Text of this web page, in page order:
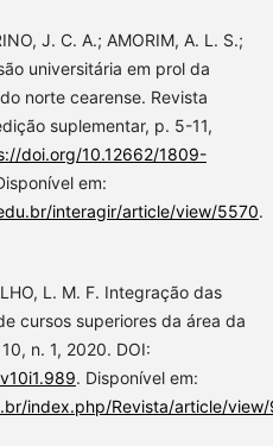
J. C. A.; AMORIM, A. L. S.;
universitária em prol da
norte cearense. Revista
suplementar, p. 5-11,
doi.org/10.12662/1809-
em:
interagir/article/view/5570.
L. M. F. Integração das
cursos superiores da área da
n. 1, 2020. DOI:
. Disponível em:
index.php/Revista/article/